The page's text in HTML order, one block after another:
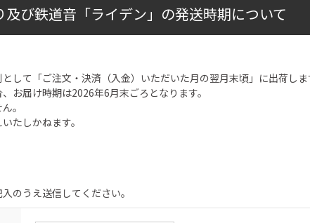
及び鉄道音「ライデン」の発送時期について
して「ご注文・決済（入金）いただいた月の翌月末頃」に出荷しま
届け時期は2026年6月末ごろとなります。
。
たしかねます。
のうえ送信してください。